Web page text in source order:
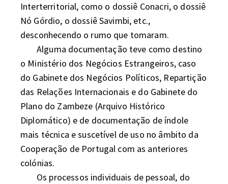
Interterritorial, como o dossiê Conacri, o dossiê
Nó Górdio, o dossiê Savimbi, etc.,
desconhecendo o rumo que tomaram.
o Ministério dos Negócios Estrangeiros, caso
do Gabinete dos Negócios Políticos, Repartição
das Relações Internacionais e do Gabinete do
Plano do Zambeze (Arquivo Histórico
Diplomático) e de documentação de índole
mais técnica e suscetível de uso no âmbito da
Cooperação de Portugal com as anteriores
colónias.